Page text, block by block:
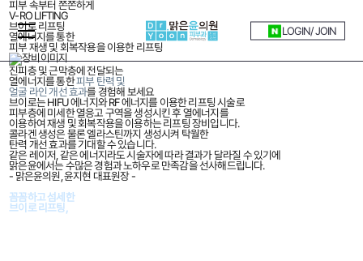
LOGIN/ JOIN
피부 속부터 쫀쫀하게
V-RO LIFTING
브이로 리프팅
열에너지를 통한
피부 재생 및 회복작용을 이용한 리프팅
진피층 및 근막층에 전달되는
열에너지를 통한피부 탄력 및
얼굴 라인 개선 효과를 경험해 보세요
브이로는 HIFU 에너지와 RF 에너지를 이용한 리프팅 시술로
피부층에 미세한 열응고 구역을 생성시킨 후 열에너지를
이용하여 재생 및 회복작용을 이용하는 리프팅 장비입니다.
콜라겐 생성은 물론 엘라스틴까지 생성시켜 탁월한
탄력 개선 효과를 기대할 수 있습니다.
같은 레이저, 같은 에너지라도 시술자에 따라 결과가 달라질 수 있기에
맑은윤에서는 수많은 경험과 노하우로 만족감을 선사해드립니다.
- 맑은윤의원, 윤지현 대표원장 -
DR.YOON PURE CLINIC
꼼꼼하고 섬세한리프팅
브이로 리프팅,
열에너지를 통한 피부 재생 및 회복작용을 이용하여 피부탄력 개선,